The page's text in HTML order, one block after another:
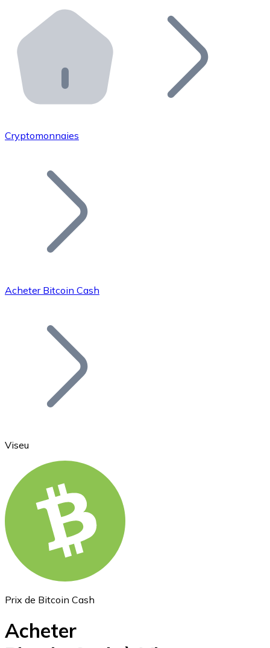
Distributeurs automatiques Bitnovo
Intégrez un ATM Bitnovo dans votre entreprise et
API Bitnovo
Intégrez notre API dans votre écosystème.
Rejoignez notre réseau de distributeurs et
Ajoutez le token de votre projet à notre service
Bitcoin
Ethereum
Cryptomonnaies
Acheter Bitcoin Cash
Viseu
Prix de Bitcoin Cash
Acheter